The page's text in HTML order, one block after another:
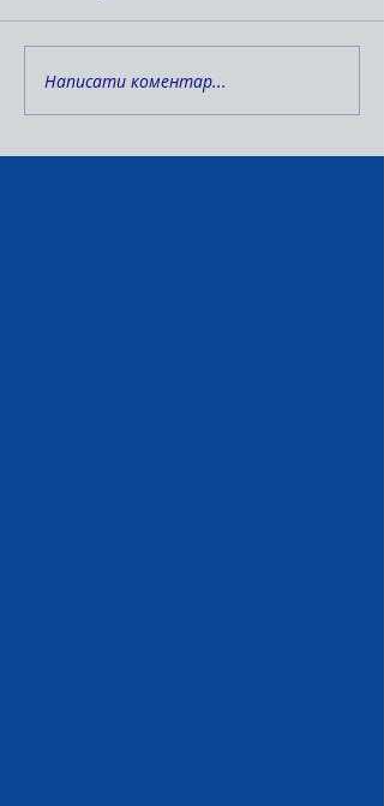
Написати коментар...